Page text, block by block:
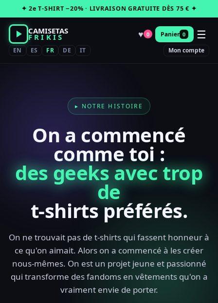
au
contenu
✦ 2e T-SHIRT −20% · LIVRAISON GRATUITE DÈS 75 € ✦
CAMISETAS
FRIKIS ♥ 0 Panier 0 ☰
EN ES FR DE IT Mon compte
▸ NOTRE HISTOIRE
On a commencé
comme toi :
des geeks avec trop
de
t-shirts préférés.
On ne trouvait pas de t-shirts qui fassent honneur à
ce qu'on aimait. Alors on a commencé à les créer
nous-mêmes. On est un projet jeune et passionné
qui transforme des fandoms en vêtements qu'on a
vraiment envie de porter.